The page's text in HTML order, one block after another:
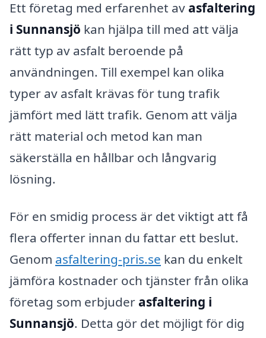
Ett företag med erfarenhet av asfaltering
i Sunnansjö kan hjälpa till med att välja
rätt typ av asfalt beroende på
användningen. Till exempel kan olika
typer av asfalt krävas för tung trafik
jämfört med lätt trafik. Genom att välja
rätt material och metod kan man
säkerställa en hållbar och långvarig
lösning.
För en smidig process är det viktigt att få
flera offerter innan du fattar ett beslut.
Genom asfaltering-pris.se kan du enkelt
jämföra kostnader och tjänster från olika
företag som erbjuder asfaltering i
Sunnansjö. Detta gör det möjligt för dig